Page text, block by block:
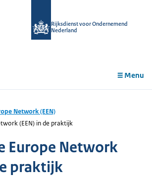
Rijksdienst voor Ondernemend
Nederland
Menu
Network (EEN)
(EEN) in de praktijk
Europe Network
praktijk